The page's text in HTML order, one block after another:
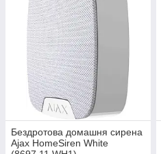
Бездротова домашня сирена
Ajax HomeSiren White